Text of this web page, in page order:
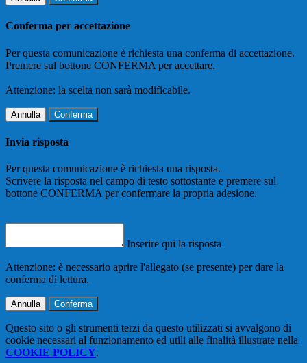
Conferma per accettazione
Per questa comunicazione è richiesta una conferma di accettazione.
Premere sul bottone CONFERMA per accettare.
Attenzione: la scelta non sarà modificabile.
Annulla Conferma
Invia risposta
Per questa comunicazione è richiesta una risposta.
Scrivere la risposta nel campo di testo sottostante e premere sul
bottone CONFERMA per confermare la propria adesione.
Inserire qui la risposta
Attenzione: è necessario aprire l'allegato (se presente) per dare la
conferma di lettura.
Annulla Conferma
Questo sito o gli strumenti terzi da questo utilizzati si avvalgono di
cookie necessari al funzionamento ed utili alle finalità illustrate nella
COOKIE POLICY.